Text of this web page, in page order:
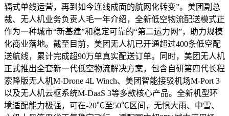
辐式单线运营，再到如今连线成面的航网化转变”。美团副总
裁、无人机业务负责人毛一年介绍，全新低空物流配送模式正
作为一种城市“新基建”和稳定可靠的“第二运力网”，助力规模
化商业落地。截至目前，美团无人机已开通超过400条低空配
送航线，累计完成超90万单真实配送订单。同时，美团无人机
正式推出全套新一代低空物流解决方案，包含自研第四代长程
索降版无人机M-Drone 4L Winch、美团智能接驳机场M-Port 3
以及无人机云枢系统M-DaaS 3等多款核心产品。全新机型环
境适配能力极强，可在-20℃至50℃区间，无惧大雨、中雪、